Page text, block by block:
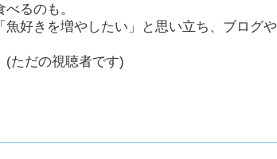
るのも。
好きを増やしたい」と思い立ち、ブログや
(ただの視聴者です)